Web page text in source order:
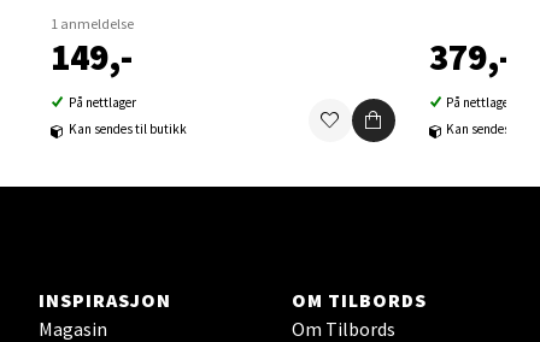
1 anmeldelse
149,-
På nettlager
Kan sendes til butikk
379,-
På nettlager
Kan sendes til
INSPIRASJON
Magasin
OM TILBORDS
Om Tilbords
Velg
Sortland - Sortland Storsenter
0 i butikk